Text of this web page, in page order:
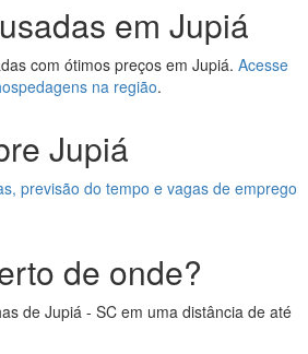
em Jupiá
com ótimos preços em Jupiá. Acesse
na região.
Jupiá
previsão do tempo e vagas de emprego
de onde?
de Jupiá - SC em uma distância de até